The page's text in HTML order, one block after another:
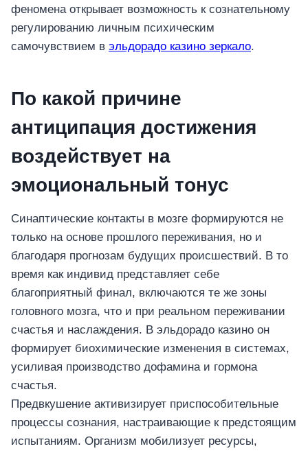
феномена открывает возможность к сознательному
регулированию личным психическим
самочувствием в эльдорадо казино зеркало.
По какой причине
антиципация достижения
воздействует на
эмоциональный тонус
Синаптические контакты в мозге формируются не
только на основе прошлого переживания, но и
благодаря прогнозам будущих происшествий. В то
время как индивид представляет себе
благоприятный финал, включаются те же зоны
головного мозга, что и при реальном переживании
счастья и наслаждения. В эльдорадо казино он
формирует биохимические изменения в системах,
усиливая производство дофамина и гормона
счастья.
Предвкушение активизирует приспособительные
процессы сознания, настраивающие к предстоящим
испытаниям. Организм мобилизует ресурсы,